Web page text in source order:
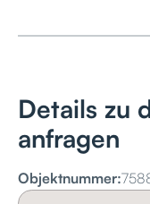
Details zu
anfragen
Objektnummer: